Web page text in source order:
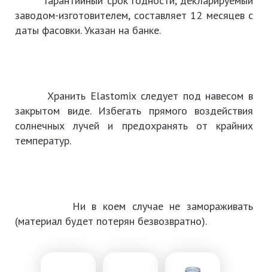
заводом-изготовителем, составляет 12 месяцев с
даты фасовки. Указан на банке.
Хранить Elastomix следует под навесом в
закрытом виде. Избегать прямого воздействия
солнечных лучей и предохранять от крайних
температур.
Ни в коем случае не замораживать
(материал будет потерян безвозвратно).